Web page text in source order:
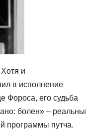
и
в исполнение
Фороса, его судьба
болен» –
программы путча.